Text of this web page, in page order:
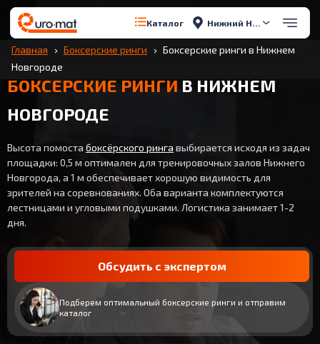
Каталог Нижний Новгород
Главная Боксерские ринги
Боксерские ринги в Нижнем
Новгороде
БОКСЕРСКИЕ РИНГИ В НИЖНЕМ
НОВГОРОДЕ
Высота помоста боксёрского ринга выбирается исходя из задач
площадки: 0,5 м оптимален для тренировочных залов Нижнего
Новгорода, а 1 м обеспечивает хорошую видимость для
зрителей на соревнованиях. Оба варианта комплектуются
лестницами и угловыми подушками. Логистика занимает 1-2
дня.
Обсудить с экспертом
Подберем оптимальный боксерские ринги и отправим
каталог